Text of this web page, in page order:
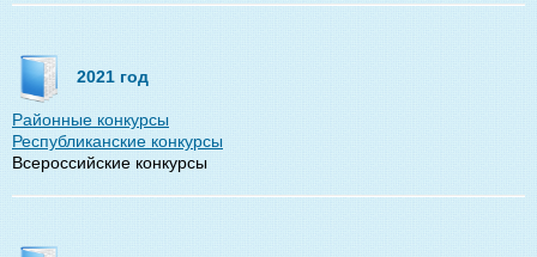
2021 год
Районные конкурсы
Республиканские конкурсы
Всероссийские конкурсы